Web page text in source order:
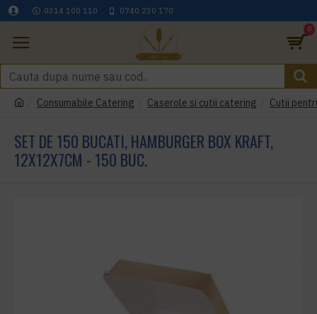
0314 100 110 0740 230 170
0
Consumabile Catering Caserole si cutii catering Cutii
SET DE 150 BUCATI, HAMBURGER BOX KRAFT,
12X12X7CM - 150 BUC.